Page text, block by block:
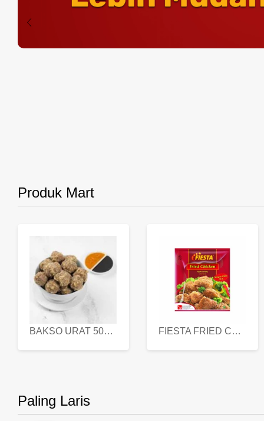
Produk Mart
BAKSO URAT 500 GR FIESTA FRIED CHICKEN 500 GR
Paling Laris